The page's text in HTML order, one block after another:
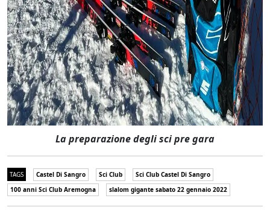
La preparazione degli sci pre gara
TAGS Castel Di Sangro Sci Club
Sci Club Castel Di Sangro
100 anni Sci Club Aremogna
slalom gigante sabato 22 gennaio 2022